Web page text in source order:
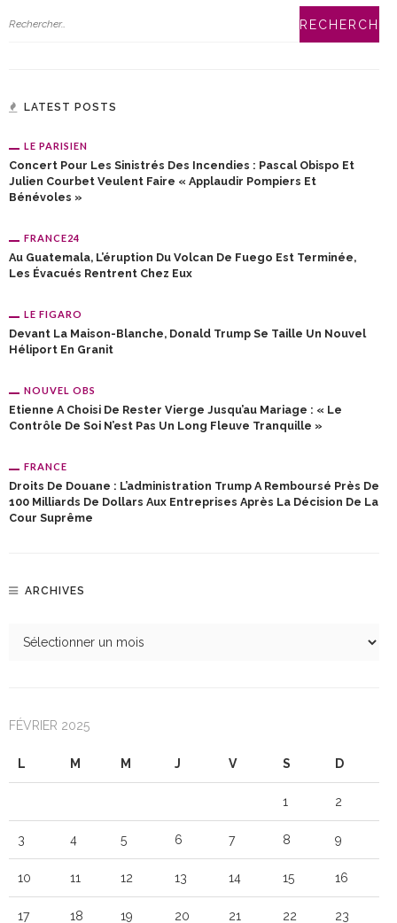
LATEST POSTS
LE PARISIEN
Concert Pour Les Sinistrés Des Incendies : Pascal Obispo Et
Julien Courbet Veulent Faire « Applaudir Pompiers Et
Bénévoles »
FRANCE24
Au Guatemala, L’éruption Du Volcan De Fuego Est Terminée,
Les Évacués Rentrent Chez Eux
LE FIGARO
Devant La Maison-Blanche, Donald Trump Se Taille Un Nouvel
Héliport En Granit
NOUVEL OBS
Etienne A Choisi De Rester Vierge Jusqu’au Mariage : « Le
Contrôle De Soi N’est Pas Un Long Fleuve Tranquille »
FRANCE
Droits De Douane : L’administration Trump A Remboursé Près De
100 Milliards De Dollars Aux Entreprises Après La Décision De La
Cour Suprême
ARCHIVES
FÉVRIER 2025
L M M J V S D
1 2
3 4 5 6 7 8 9
10 11 12 13 14 15 16
17 18 19 20 21 22 23